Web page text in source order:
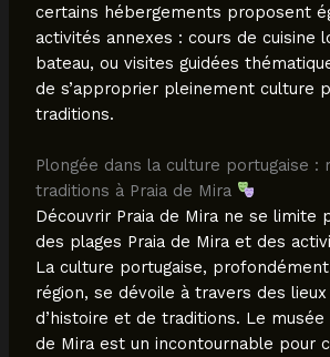
certains hébergements proposent
activités annexes : cours de cuisine
bateau, ou visites guidées
de s’approprier pleinement culture
traditions.
Plongée dans la culture portugaise :
traditions à Praia de Mira
Découvrir Praia de Mira ne se limite
des plages Praia de Mira et des
La culture portugaise,
région, se dévoile à travers des lieux
d’histoire et de traditions. Le musée
de Mira est un incontournable pour